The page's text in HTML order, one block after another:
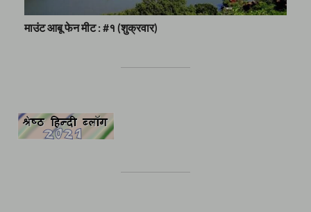
माउंट आबू फेन मीट : #१ (शुक्रवार)